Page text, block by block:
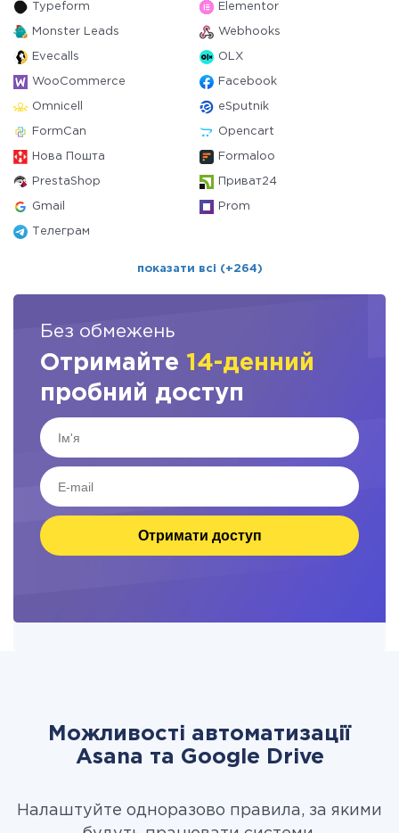
Typeform Elementor
Monster Leads Webhooks
Evecalls OLX
WooCommerce Facebook
Omnicell eSputnik
FormCan Opencart
Нова Пошта Formaloo
PrestaShop Приват24
Gmail Prom
Телеграм
показати всі (+264)
Без обмежень
Отримайте 14-денний
пробний доступ
Отримати доступ
Можливості автоматизації
Asana та Google Drive
Налаштуйте одноразово правила, за якими